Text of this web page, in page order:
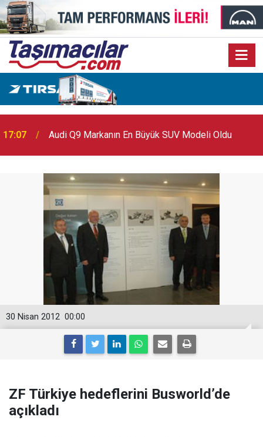
17:07 Audi Q9 Markanın En Büyük SUV Modeli Oldu
00:00
30 Nisan 2012
ZF Türkiye hedeflerini Busworld’de
açıkladı